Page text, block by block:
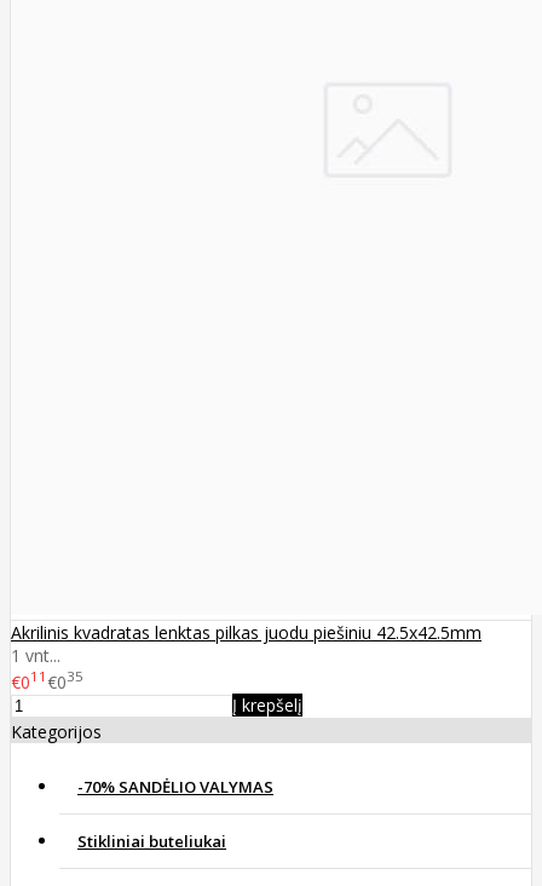
Akrilinis kvadratas lenktas pilkas juodu piešiniu 42.5x42.5mm
1 vnt...
€011 €035
Į krepšelį
Kategorijos
-70% SANDĖLIO VALYMAS
Stikliniai buteliukai